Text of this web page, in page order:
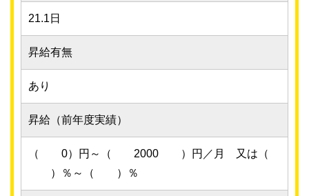
21.1日
昇給有無
あり
昇給（前年度実績）
（ 0）円～（ 2000 ）円／月 又は（
）％～（ ）％